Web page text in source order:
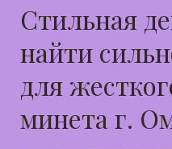
Стильная
найти
для
минета г.